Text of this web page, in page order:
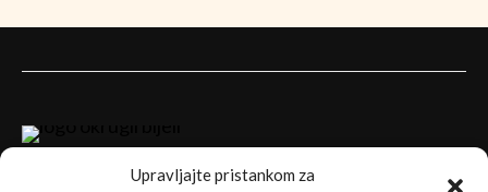
Upravljajte pristankom za